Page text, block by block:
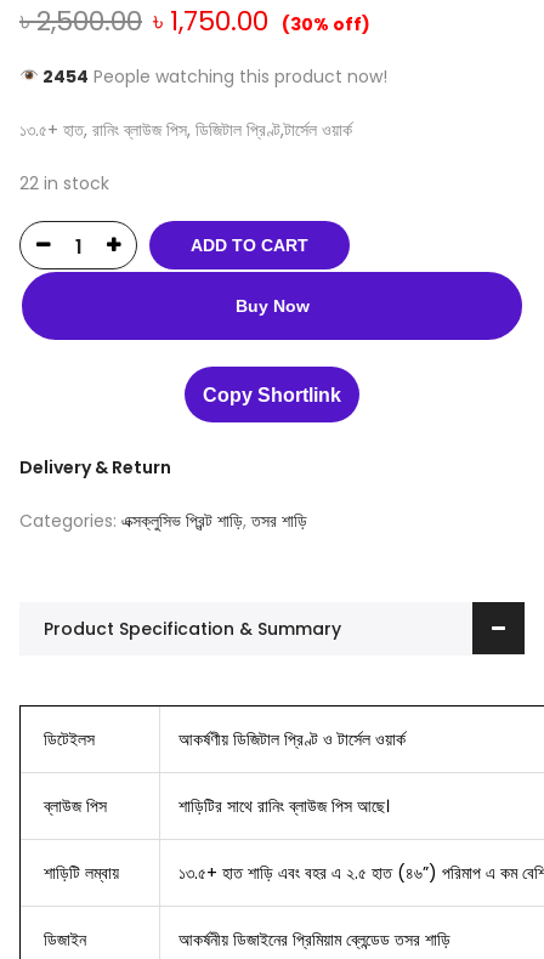
৳2,500.00 ৳ 1,750.00 (30% off)
2454 People watching this product now!
১৩.৫+ হাত, রানিং ব্লাউজ পিস, ডিজিটাল প্রিণ্ট,টার্সেল ওয়ার্ক
22 in stock
ADD TO CART
Buy Now
Copy Shortlink
Delivery & Return
Categories: এক্সক্লুসিভ প্রিন্ট শাড়ি,তসর শাড়ি
Product Specification & Summary
ডিটেইলস আকর্ষণীয় ডিজিটাল প্রিণ্ট ও টার্সেল ওয়ার্ক
ব্লাউজ পিস শাড়িটির সাথে রানিং ব্লাউজ পিস আছে।
শাড়িটি লম্বায় ১৩.৫+ হাত শাড়ি এবং বহর এ ২.৫ হাত (৪৬”) পরিমাপ এ কম
ডিজাইন আকর্ষনীয় ডিজাইনের প্রিমিয়াম ব্লেন্ডেড তসর শাড়ি